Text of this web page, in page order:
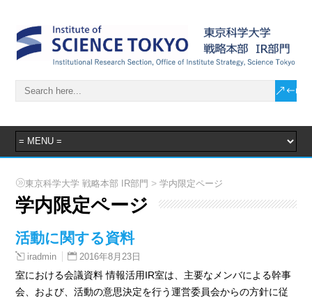
東京科学大学 戦略本部 IR部門 >学内限定ページ
学内限定ページ
活動に関する資料
iradmin 2016年8月23日
室における会議資料 情報活用IR室は、主要なメンバによる幹事
会、および、活動の意思決定を行う運営委員会からの方針に従